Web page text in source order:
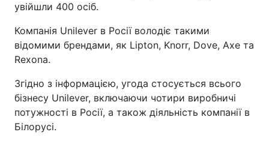
увійшли 400 осіб.
Компанія Unilever в Росії володіє такими
відомими брендами, як Lipton, Knorr, Dove, Axe та
Rexona.
Згідно з інформацією, угода стосується всього
бізнесу Unilever, включаючи чотири виробничі
потужності в Росії, а також діяльність компанії в
Білорусі.